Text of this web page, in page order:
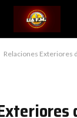
Relaciones Exteriores dice no ha planteado temas del aborto y reasignación de sexo en la OEA; expresa no está